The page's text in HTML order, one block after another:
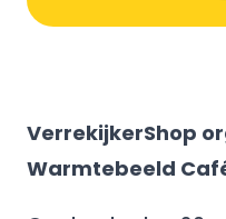
VerrekijkerShop
Warmtebeeld